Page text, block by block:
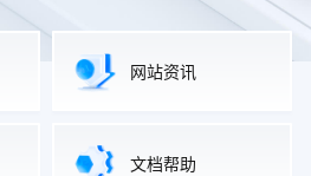
网站资讯
文档帮助